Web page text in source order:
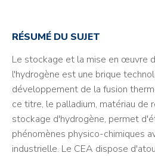
RÉSUMÉ DU SUJET
Le stockage et la mise en œuvre
l'hydrogène est une brique
développement de la fusion
ce titre, le palladium, matériau de
stockage d'hydrogène, permet
phénomènes physico-chimiques
industrielle. Le CEA dispose